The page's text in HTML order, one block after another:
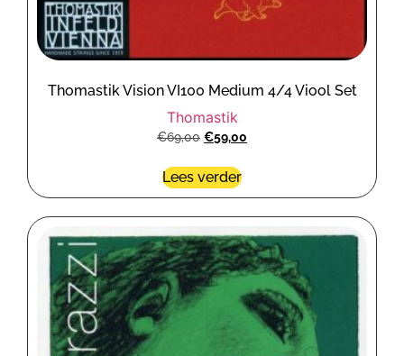
Thomastik Vision VI100 Medium 4/4 Viool Set
Thomastik
€69,00 €59,00
Lees verder